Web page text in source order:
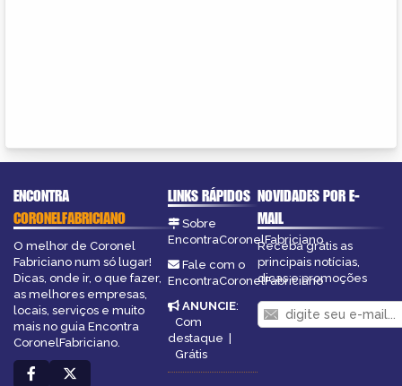
ENCONTRA
CORONELFABRICIANO
O melhor de Coronel
Fabriciano num só lugar!
Dicas, onde ir, o que fazer,
as melhores empresas,
locais, serviços e muito
mais no guia Encontra
CoronelFabriciano.
LINKS RÁPIDOS
Sobre
EncontraCoronelFabriciano
Fale com o
EncontraCoronelFabriciano
ANUNCIE:
Com
destaque |
Grátis
NOVIDADES POR E-
MAIL
Receba grátis as
principais notícias,
dicas e promoções